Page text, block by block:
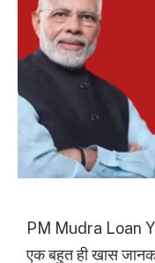
PM Mudra Loan
एक बहुत ही खास